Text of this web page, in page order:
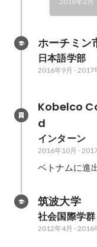
ホーチミン
日本語学部
2016年9月 -2017
Kobelco
d
インターン
2016年10月 -
ベトナムに進
筑波大学
社会国際学
2012年4月 -2016